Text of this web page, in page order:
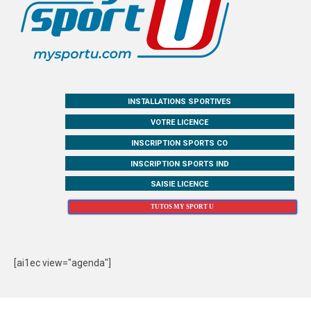
INSTALLATIONS SPORTIVES
VOTRE LICENCE
INSCRIPTION SPORTS CO
INSCRIPTION SPORTS IND
SAISIE LICENCE
TUTOS MY SPORT U
[ai1ec view="agenda"]